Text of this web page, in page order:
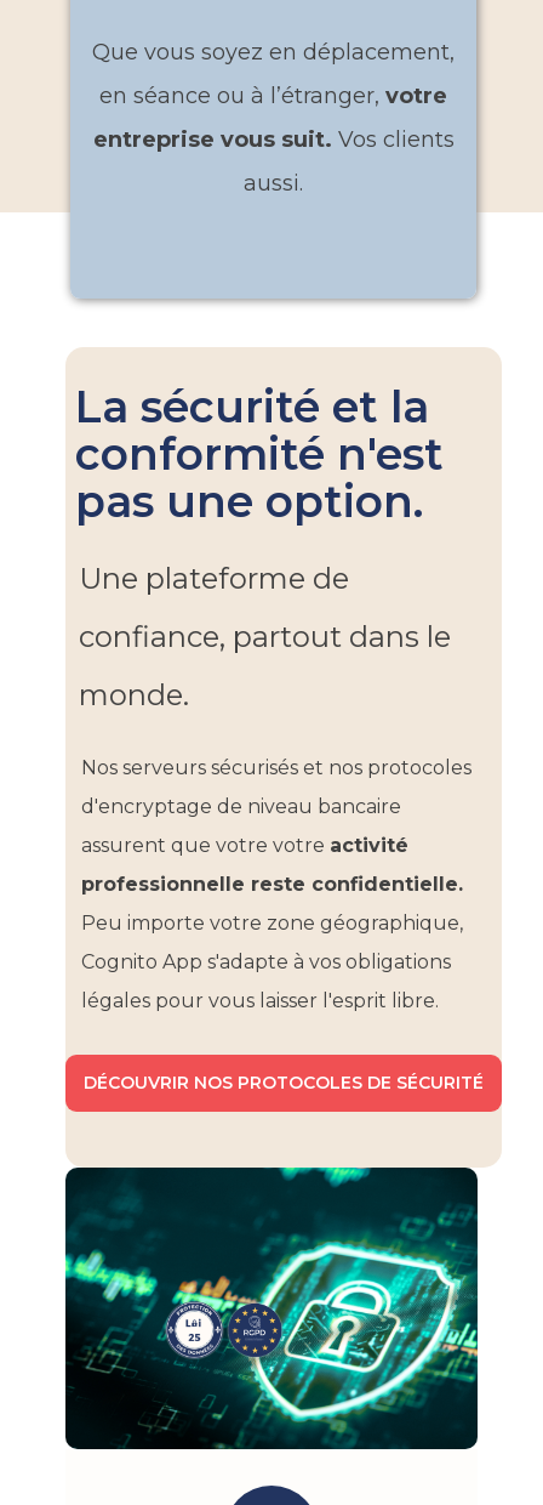
Que vous soyez en déplacement,
en séance ou à l’étranger, votre
entreprise vous suit. Vos clients
aussi.
La sécurité et la
conformité n'est
pas une option.
Une plateforme de
confiance, partout dans le
monde.
Nos serveurs sécurisés et nos protocoles
d'encryptage de niveau bancaire
assurent que votre ​votre activité
professionnelle reste confidentielle.
Peu importe votre zone géographique,
Cognito App s'adapte à vos obligations
légales pour vous laisser l'esprit libre.
DÉCOUVRIR NOS PROTOCOLES DE SÉCURITÉ